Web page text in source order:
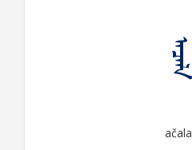
ᠠᠴᠠᠯᠠ
ačala